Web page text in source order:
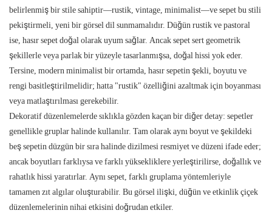
belirlenmiş bir stile sahiptir—rustik, vintage, minimalist—ve sepet bu stili
pekiştirmeli, yeni bir görsel dil sunmamalıdır. Düğün rustik ve pastoral
ise, hasır sepet doğal olarak uyum sağlar. Ancak sepet sert geometrik
şekillerle veya parlak bir yüzeyle tasarlanmışsa, doğal hissi yok eder.
Tersine, modern minimalist bir ortamda, hasır sepetin şekli, boyutu ve
rengi basitleştirilmelidir; hatta "rustik" özelliğini azaltmak için boyanması
veya matlaştırılması gerekebilir.
Dekoratif düzenlemelerde sıklıkla gözden kaçan bir diğer detay: sepetler
genellikle gruplar halinde kullanılır. Tam olarak aynı boyut ve şekildeki
beş sepetin düzgün bir sıra halinde dizilmesi resmiyet ve düzeni ifade eder;
ancak boyutları farklıysa ve farklı yüksekliklere yerleştirilirse, doğallık ve
rahatlık hissi yaratırlar. Aynı sepet, farklı gruplama yöntemleriyle
tamamen zıt algılar oluşturabilir. Bu görsel ilişki, düğün ve etkinlik çiçek
düzenlemelerinin nihai etkisini doğrudan etkiler.